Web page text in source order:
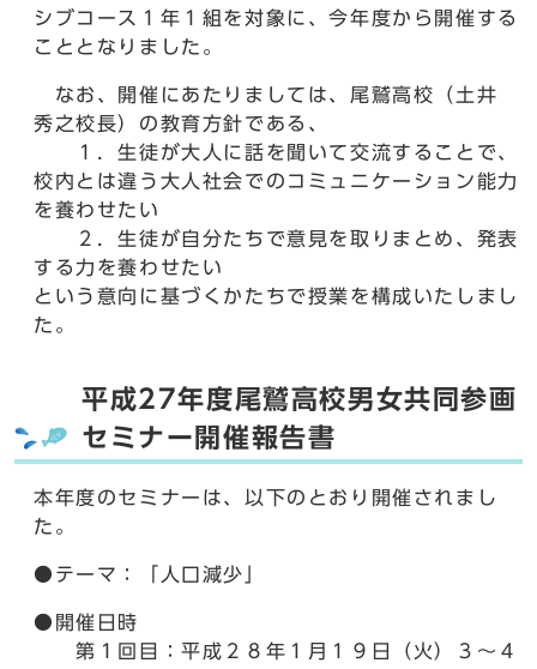
シブコース１年１組を対象に、今年度から開催する
こととなりました。
なお、開催にあたりましては、尾鷲高校（土井
秀之校長）の教育方針である、
１．生徒が大人に話を聞いて交流することで、
校内とは違う大人社会でのコミュニケーション能力
を養わせたい
２．生徒が自分たちで意見を取りまとめ、発表
する力を養わせたい
という意向に基づくかたちで授業を構成いたしまし
た。
平成27年度尾鷲高校男女共同参画
セミナー開催報告書
本年度のセミナーは、以下のとおり開催されまし
た。
●テーマ：「人口減少」
●開催日時
第１回目：平成２８年１月１９日（火）３～４